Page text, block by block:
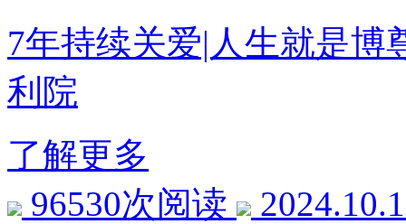
7年持续关爱|人生就是博
利院
了解更多
96530次阅读